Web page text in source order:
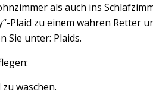
als auch ins
Plaid zu einem wahren Retter
Sie unter: Plaids.
waschen.